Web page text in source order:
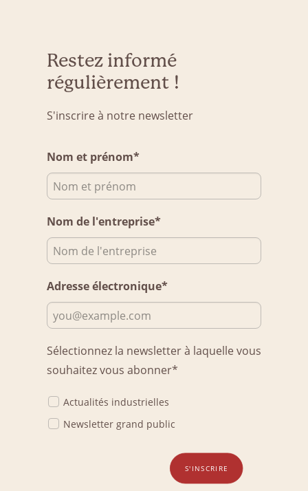
Restez informé
régulièrement !
S'inscrire à notre newsletter
Nom et prénom*
Nom de l'entreprise*
Adresse électronique*
Sélectionnez la newsletter à laquelle vous
souhaitez vous abonner*
Actualités industrielles
Newsletter grand public
S'INSCRIRE